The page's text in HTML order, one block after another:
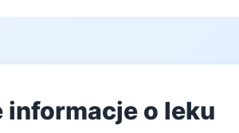
informacje o leku